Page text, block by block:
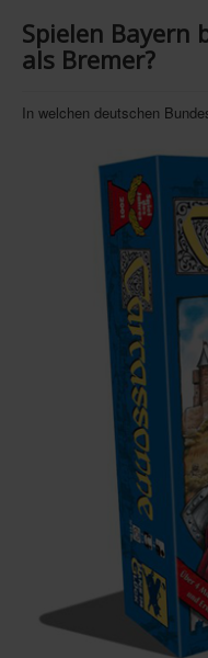
Magazine
Podcast
SpieleMag
Download spielbox
Newsletter
Spieledatenbank
Premium login
Neuheiten-New Games
Köpfe-Heads
Preise-Awards
Branchen-/
Crowdfunding
Veranstaltungen-
Spielen Bayern
als Bremer?
In welchen deutschen